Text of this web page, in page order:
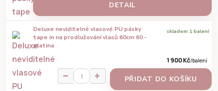
DETAIL
Deluxe neviditelné vlasové PU pásky
tape in na prodlužování vlasů 60cm 60 -
platina
1 900 Kč/balení
skladem 1 balení
PŘIDAT DO KOŠÍKU